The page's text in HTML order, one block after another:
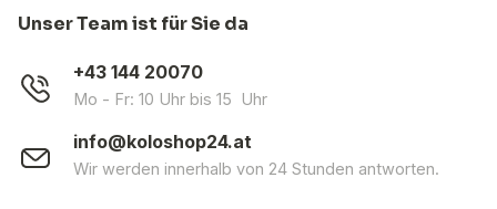
Unser Team ist für Sie da
+43 144 20070
Mo - Fr: 10 Uhr bis 15 Uhr
info@koloshop24.at
Wir werden innerhalb von 24 Stunden antworten.